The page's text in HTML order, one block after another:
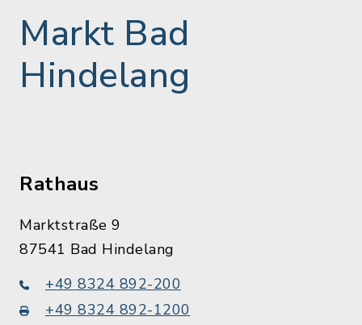
Markt Bad
Hindelang
Rathaus
Marktstraße 9
87541 Bad Hindelang
+49 8324 892-200
+49 8324 892-1200